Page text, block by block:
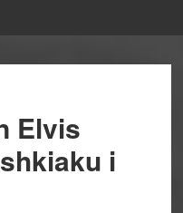
Elvis
i